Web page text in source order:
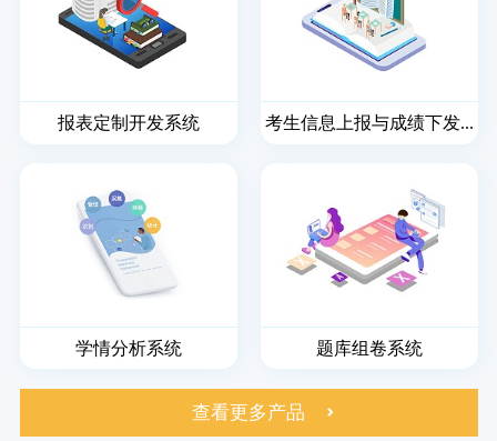
报表定制开发系统 考生信息上报与成绩下发...
学情分析系统 题库组卷系统
查看更多产品